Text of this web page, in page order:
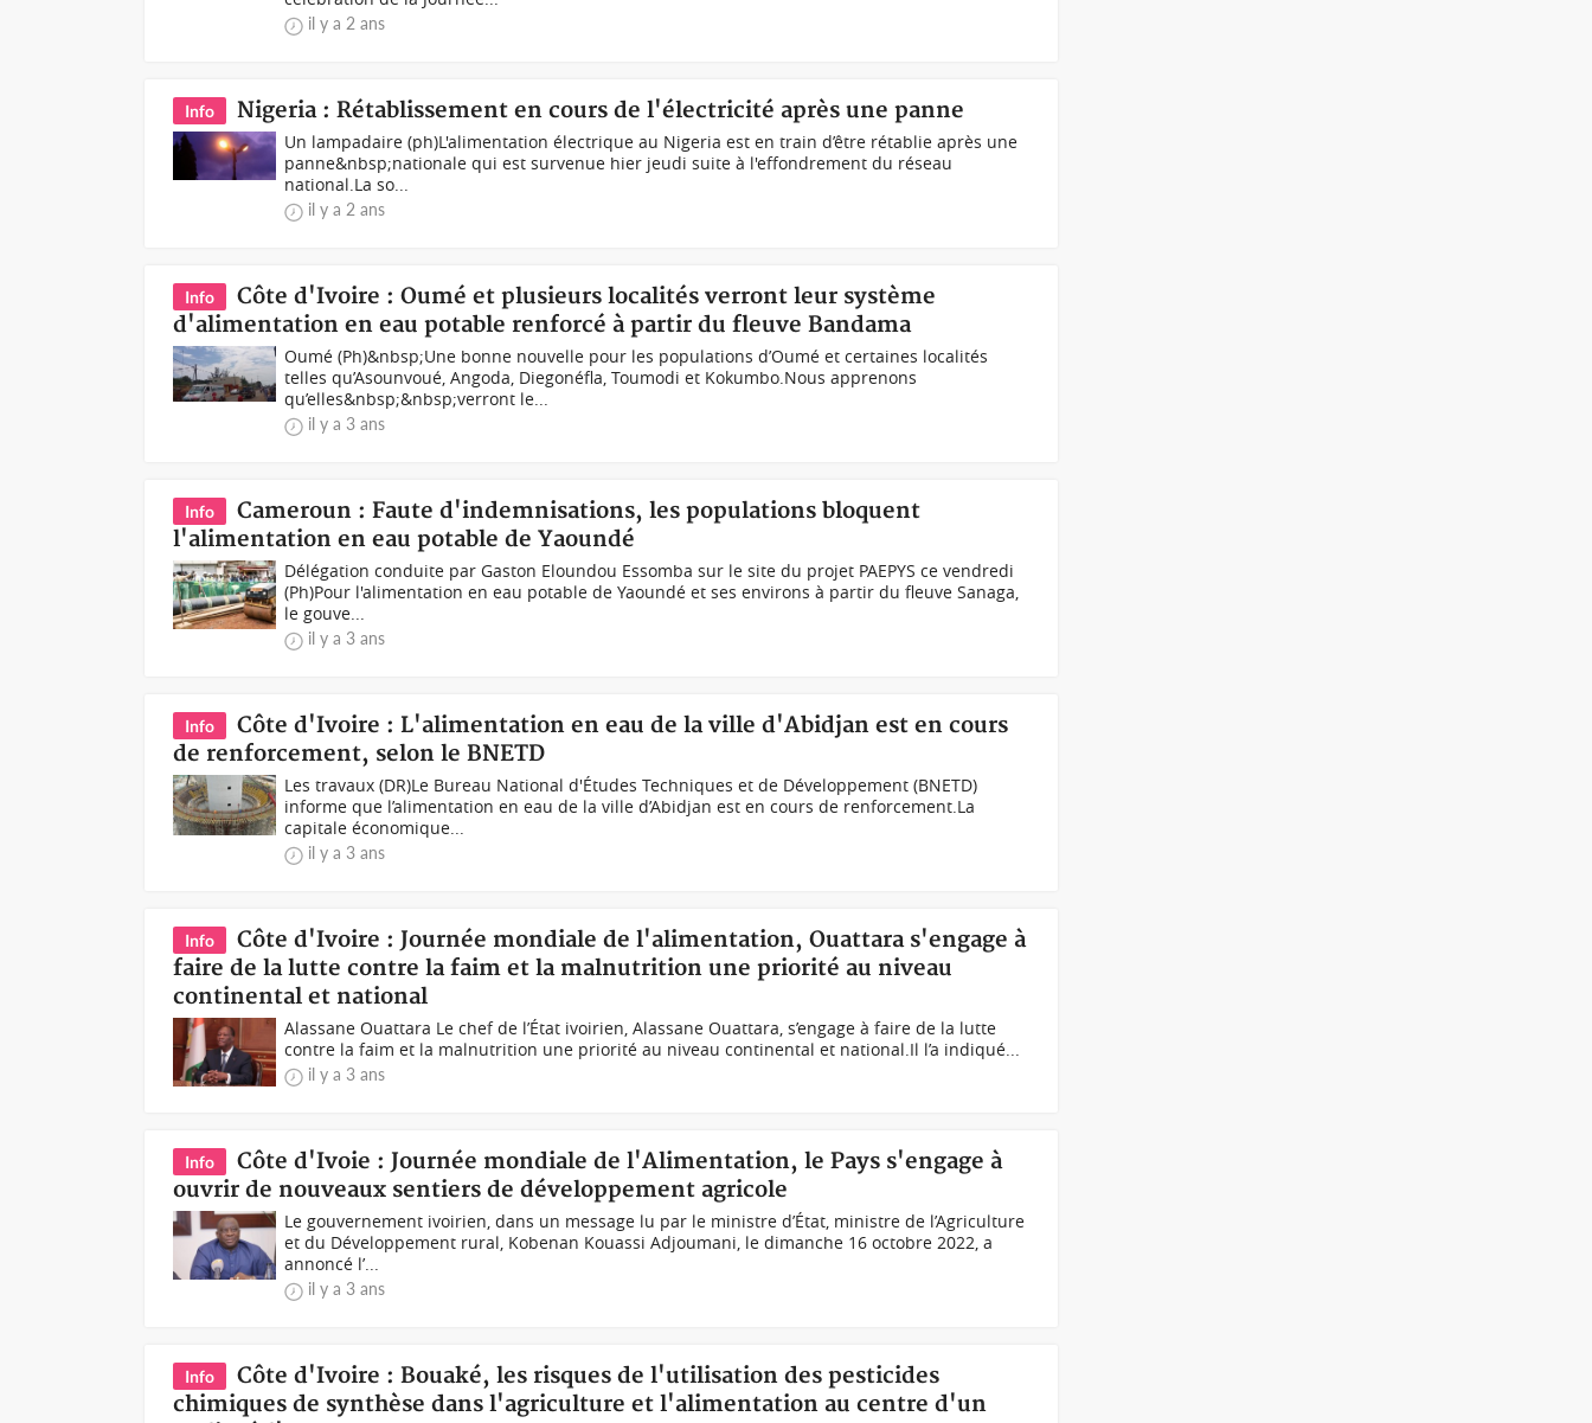
il y a 2 ans
Info Nigeria : Rétablissement en cours de l'électricité après une panne
Un lampadaire (ph)L'alimentation électrique au Nigeria est en train d’être rétablie après une
panne&nbsp;nationale qui est survenue hier jeudi suite à l'effondrement du réseau
national.La so...
il y a 2 ans
Info
Côte d'Ivoire : Oumé et plusieurs localités verront leur système
d'alimentation en eau potable renforcé à partir du fleuve Bandama
Oumé (Ph)&nbsp;Une bonne nouvelle pour les populations d’Oumé et certaines localités
telles qu’Asounvoué, Angoda, Diegonéfla, Toumodi et Kokumbo.Nous apprenons
qu’elles&nbsp;&nbsp;verront le...
il y a 3 ans
Info
Cameroun : Faute d'indemnisations, les populations bloquent
l'alimentation en eau potable de Yaoundé
Délégation conduite par Gaston Eloundou Essomba sur le site du projet PAEPYS ce vendredi
(Ph)Pour l'alimentation en eau potable de Yaoundé et ses environs à partir du fleuve Sanaga,
le gouve...
il y a 3 ans
Info
Côte d'Ivoire : L'alimentation en eau de la ville d'Abidjan est en cours
de renforcement, selon le BNETD
Les travaux (DR)Le Bureau National d'Études Techniques et de Développement (BNETD)
informe que l’alimentation en eau de la ville d’Abidjan est en cours de renforcement.La
capitale économique...
il y a 3 ans
Info
Côte d'Ivoire : Journée mondiale de l'alimentation, Ouattara s'engage à
faire de la lutte contre la faim et la malnutrition une priorité au niveau
continental et national
Alassane Ouattara Le chef de l’État ivoirien, Alassane Ouattara, s’engage à faire de la lutte
contre la faim et la malnutrition une priorité au niveau continental et national.Il l’a indiqué...
il y a 3 ans
Info
Côte d'Ivoie : Journée mondiale de l'Alimentation, le Pays s'engage à
ouvrir de nouveaux sentiers de développement agricole
Le gouvernement ivoirien, dans un message lu par le ministre d’État, ministre de l’Agriculture
et du Développement rural, Kobenan Kouassi Adjoumani, le dimanche 16 octobre 2022, a
annoncé l’...
il y a 3 ans
Info
Côte d'Ivoire : Bouaké, les risques de l'utilisation des pesticides
chimiques de synthèse dans l'agriculture et l'alimentation au centre d'un